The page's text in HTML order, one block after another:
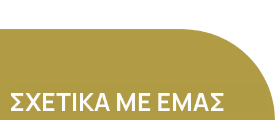
ΣΧΕΤΙΚΑ ΜΕ ΕΜΑΣ